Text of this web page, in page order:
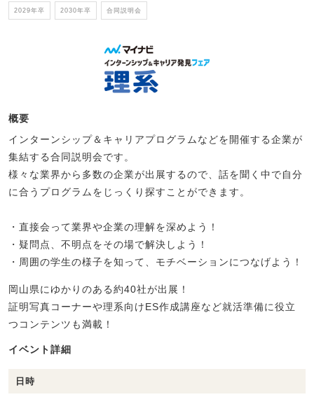
2029年卒 2030年卒 合同説明会
概要
インターンシップ＆キャリアプログラムなどを開催する企業が
集結する合同説明会です。
様々な業界から多数の企業が出展するので、話を聞く中で自分
に合うプログラムをじっくり探すことができます。
・直接会って業界や企業の理解を深めよう！
・疑問点、不明点をその場で解決しよう！
・周囲の学生の様子を知って、モチベーションにつなげよう！
岡山県にゆかりのある約40社が出展！
証明写真コーナーや理系向けES作成講座など就活準備に役立
つコンテンツも満載！
イベント詳細
日時